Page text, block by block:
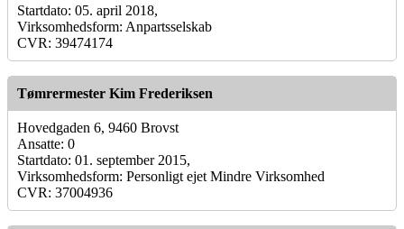
Startdato: 05. april 2018,
Virksomhedsform: Anpartsselskab
CVR: 39474174
Tømrermester Kim Frederiksen
Hovedgaden 6, 9460 Brovst
Ansatte: 0
Startdato: 01. september 2015,
Virksomhedsform: Personligt ejet Mindre Virksomhed
CVR: 37004936